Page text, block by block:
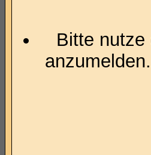
Bitte
anzumelden.